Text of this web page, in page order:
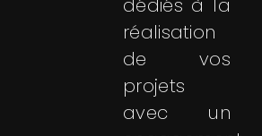
dédiés à la
réalisation
de vos
projets
avec un